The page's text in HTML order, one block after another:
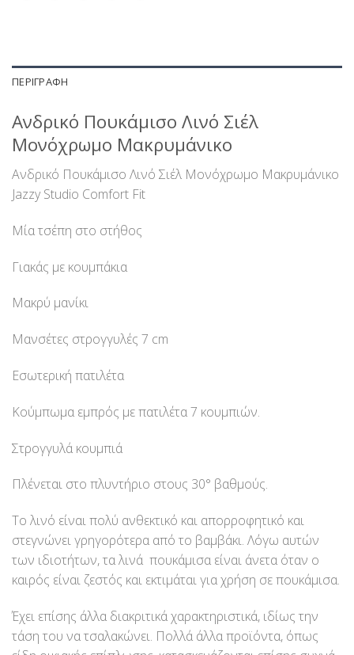
ΠΕΡΙΓΡΑΦΉ
Ανδρικό Πουκάμισο Λινό Σιέλ
Μονόχρωμο Μακρυμάνικο
Ανδρικό Πουκάμισο Λινό Σιέλ Μονόχρωμο Μακρυμάνικο
Jazzy Studio Comfort Fit
Μία τσέπη στο στήθος
Γιακάς με κουμπάκια
Μακρύ μανίκι
Μανσέτες στρογγυλές 7 cm
Εσωτερική πατιλέτα
Κούμπωμα εμπρός με πατιλέτα 7 κουμπιών.
Στρογγυλά κουμπιά
Πλένεται στο πλυντήριο στους 30° βαθμούς.
Το λινό είναι πολύ ανθεκτικό και απορροφητικό και
στεγνώνει γρηγορότερα από το βαμβάκι. Λόγω αυτών
των ιδιοτήτων, τα λινά πουκάμισα είναι άνετα όταν ο
καιρός είναι ζεστός και εκτιμάται για χρήση σε πουκάμισα.
Έχει επίσης άλλα διακριτικά χαρακτηριστικά, ιδίως την
τάση του να τσαλακώνει. Πολλά άλλα προϊόντα, όπως